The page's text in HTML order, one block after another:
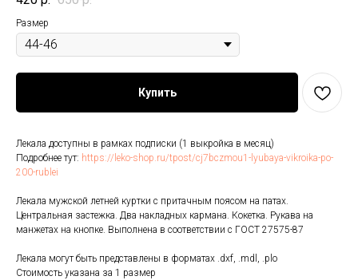
Размер
Купить
Лекала доступны в рамках подписки (1 выкройка в месяц)
Подробнее тут: https://leko-shop.ru/tpost/cj7bczmou1-lyubaya-vikroika-po-
200-rublei
Лекала мужской летней куртки с притачным поясом на патах.
Центральная застежка. Два накладных кармана. Кокетка. Рукава на
манжетах на кнопке. Выполнена в соответствии с ГОСТ 27575-87
Лекала могут быть представлены в форматах .dxf, .mdl, .plo
Стоимость указана за 1 размер